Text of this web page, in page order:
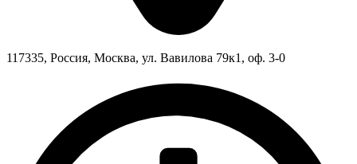
117335, Россия, Москва, ул. Вавилова 79к1, оф. 3-0